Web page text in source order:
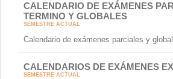
CALENDARIO DE EXÁMENES
TERMINO Y GLOBALES
SEMESTRE ACTUAL
Calendario de exámenes parciales y
CALENDARIOS DE EXÁMENES
SEMESTRE ACTUAL